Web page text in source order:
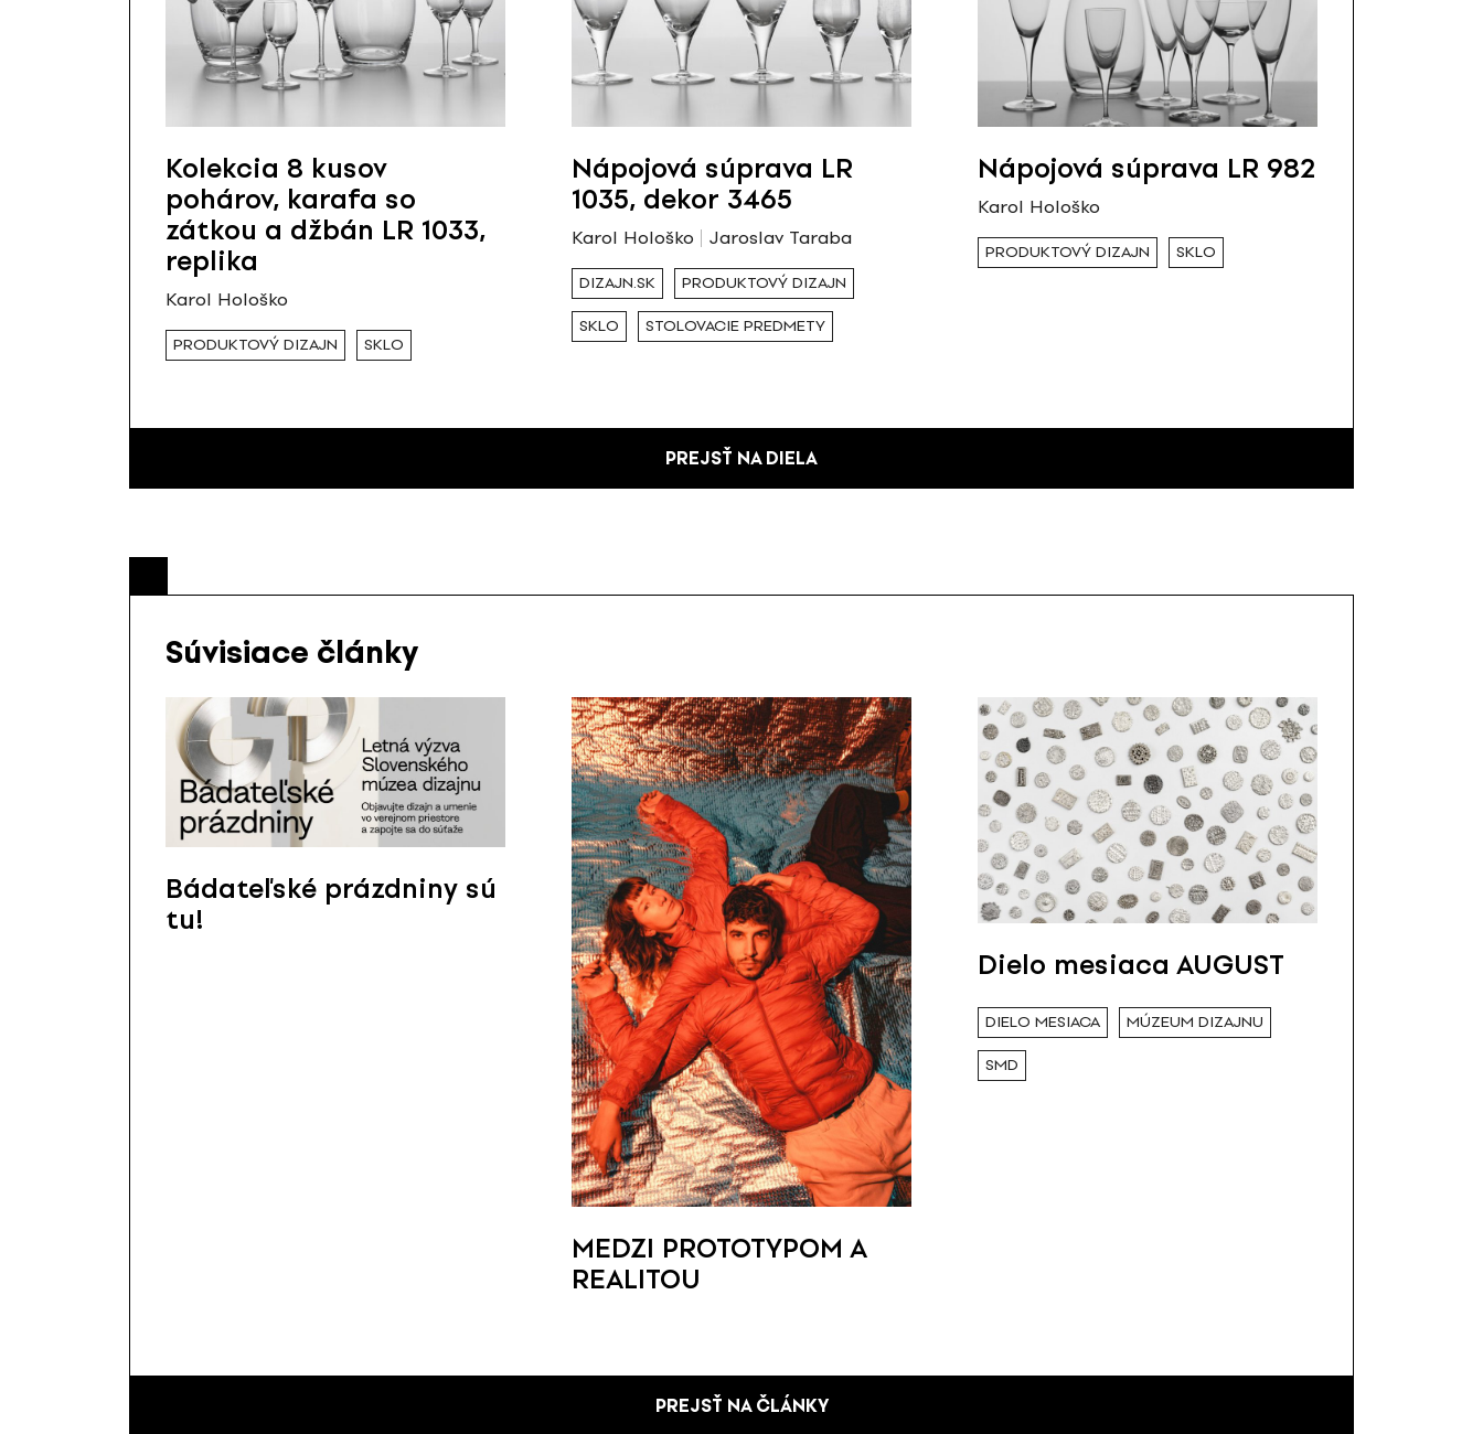
Kolekcia 8 kusov
pohárov, karafa so
zátkou a džbán LR 1033,
replika
Karol Hološko
PRODUKTOVÝ DIZAJN SKLO
Nápojová súprava LR
1035, dekor 3465
Karol Hološko Jaroslav Taraba
DIZAJN.SK PRODUKTOVÝ DIZAJN
SKLO STOLOVACIE PREDMETY
Nápojová súprava LR 982
Karol Hološko
PRODUKTOVÝ DIZAJN SKLO
PREJSŤ NA DIELA
Súvisiace články
Bádateľské prázdniny sú
tu!
MEDZI PROTOTYPOM A
REALITOU
Dielo mesiaca AUGUST
DIELO MESIACA MÚZEUM DIZAJNU
SMD
PREJSŤ NA ČLÁNKY